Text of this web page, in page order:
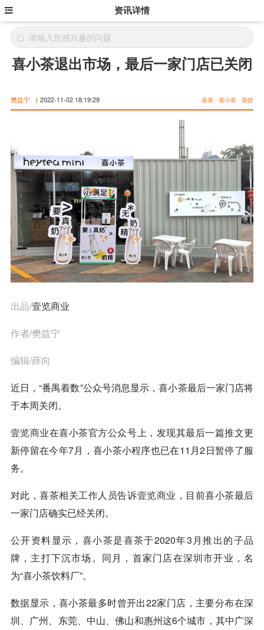
资讯详情
喜小茶退出市场，最后一家门店已关闭
樊益宁 | 2022-11-02 18:19:29 喜茶 喜小茶 茶饮
出品/壹览商业
作者/樊益宁
编辑/薛向
近日，“番禺着数”公众号消息显示，喜小茶最后一家门店将
于本周关闭。
壹览商业在喜小茶官方公众号上，发现其最后一篇推文更
新停留在今年7月，喜小茶小程序也已在11月2日暂停了服
务。
对此，喜茶相关工作人员告诉壹览商业 ，目前喜小茶最后
一家门店确实已经关闭。
公开资料显示，喜小茶是喜茶于2020年3月推出的子品
牌，主打下沉市场。同月，首家门店在深圳市开业，名
为“喜小茶饮料厂”。
数据显示，喜小茶最多时曾开出22家门店，主要分布在深
圳、广州、东莞、中山、佛山和惠州这6个城市，其中广深